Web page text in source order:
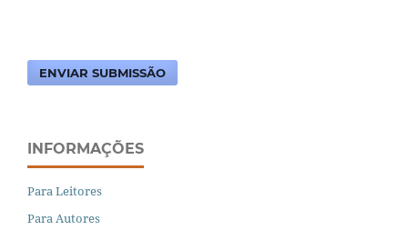
ENVIAR SUBMISSÃO
INFORMAÇÕES
Para Leitores
Para Autores